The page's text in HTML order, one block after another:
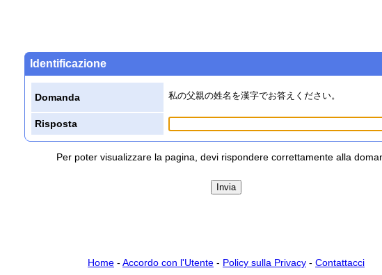
Identificazione
Domanda 私の父親の姓名を漢字でお答えください。
Risposta
Per poter visualizzare la pagina, devi rispondere correttamente alla
Home - Accordo con l'Utente - Policy sulla Privacy - Contattacci